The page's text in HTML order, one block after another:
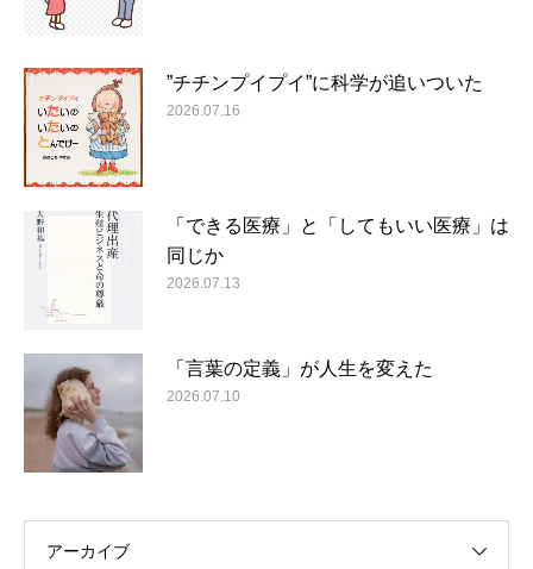
”チチンプイプイ”に科学が追いついた
2026.07.16
「できる医療」と「してもいい医療」は
同じか
2026.07.13
「言葉の定義」が人生を変えた
2026.07.10
アーカイブ